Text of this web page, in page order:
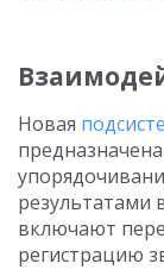
Новая
результатами
включают
регистрацию